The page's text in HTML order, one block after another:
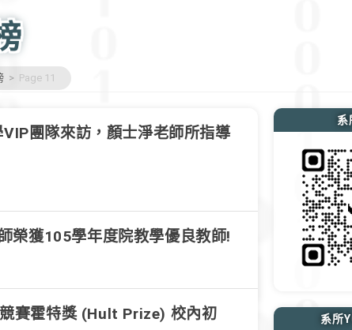
> Page 11
團隊來訪，顏士淨老師所指導
榮獲105學年度院教學優良教師!
賽霍特獎 (Hult Prize) 校內初
系
系所